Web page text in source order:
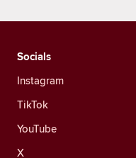
Socials
Instagram
TikTok
YouTube
X